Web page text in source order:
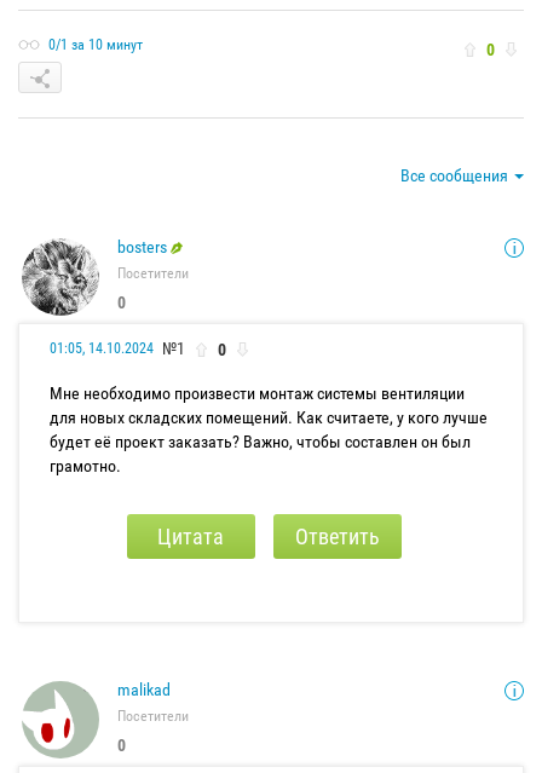
0/1 за 10 минут 0
Все сообщения
bosters
Посетители
0
01:05, 14.10.2024 №1 0
Мне необходимо произвести монтаж системы вентиляции
для новых складских помещений. Как считаете, у кого лучше
будет её проект заказать? Важно, чтобы составлен он был
грамотно.
Цитата Ответить
malikad
Посетители
0